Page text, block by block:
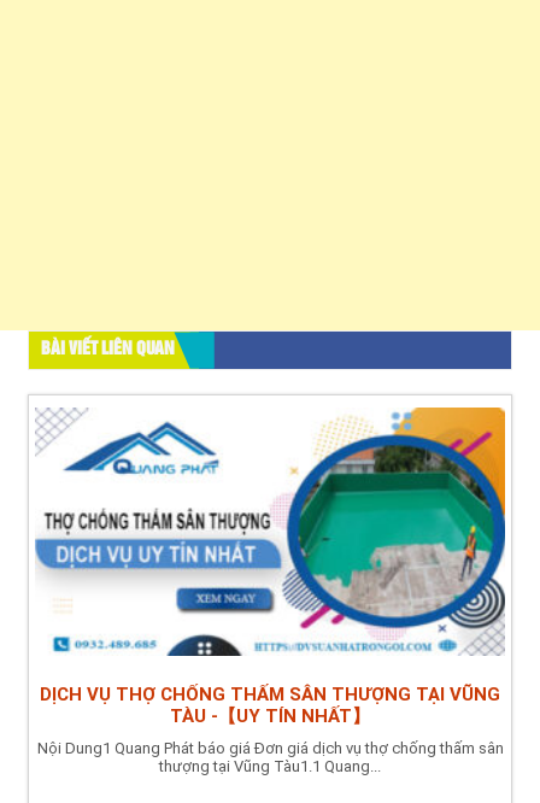
BÀI VIẾT LIÊN QUAN
DỊCH VỤ THỢ CHỐNG THẤM SÂN THƯỢNG TẠI VŨNG
TÀU -【UY TÍN NHẤT】
Nội Dung1 Quang Phát báo giá Đơn giá dịch vụ thợ chống thấm sân
thượng tại Vũng Tàu1.1 Quang...